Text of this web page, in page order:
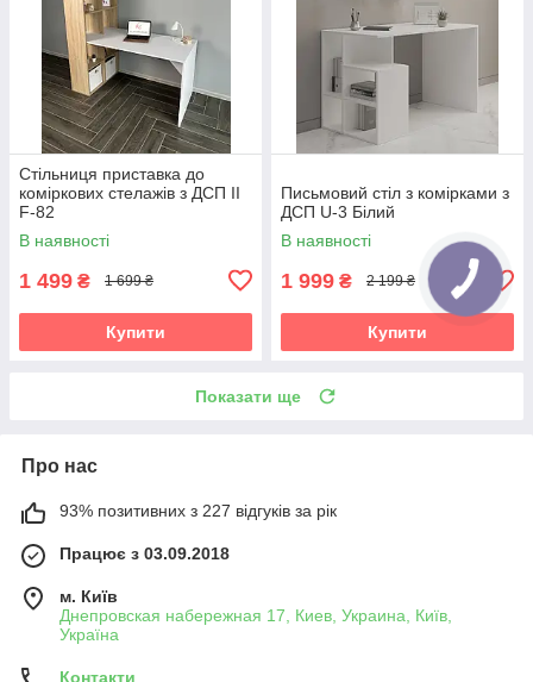
Стільниця приставка до
коміркових стелажів з ДСП II
F-82
В наявності
1 499 ₴ 1 699 ₴
Купити
Письмовий стіл з комірками з
ДСП U-3 Білий
В наявності
1 999 ₴ 2 199 ₴
Купити
Показати ще
Про нас
93% позитивних з 227 відгуків за рік
Працює з 03.09.2018
м. Київ
Днепровская набережная 17, Киев, Украина, Київ,
Україна
Контакти